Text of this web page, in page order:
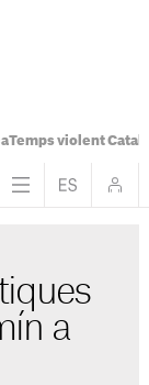
Temps violent
a